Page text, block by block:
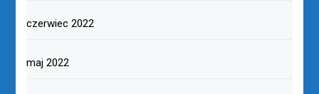
czerwiec 2022
maj 2022